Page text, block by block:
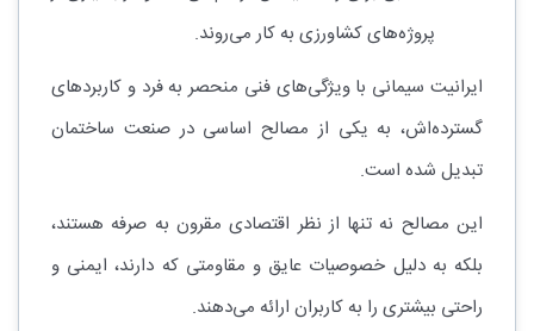
پروژه‌های کشاورزی به کار می‌روند.
ایرانیت سیمانی با ویژگی‌های فنی منحصر به فرد و کاربردهای
گسترده‌اش، به یکی از مصالح اساسی در صنعت ساختمان
تبدیل شده است.
این مصالح نه تنها از نظر اقتصادی مقرون به صرفه هستند،
بلکه به دلیل خصوصیات عایق و مقاومتی که دارند، ایمنی و
راحتی بیشتری را به کاربران ارائه می‌دهند.